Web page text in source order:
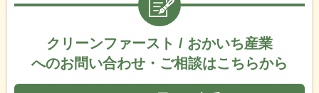
クリーンファースト / おかいち産業
へのお問い合わせ・ご相談はこちらから